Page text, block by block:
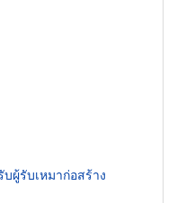
ผู้รับเหมาก่อสร้าง